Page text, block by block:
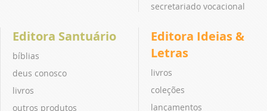
secretariado vocacional
Editora Santuário
bíblias
deus conosco
livros
outros produtos
Editora Ideias &
Letras
livros
coleções
lançamentos